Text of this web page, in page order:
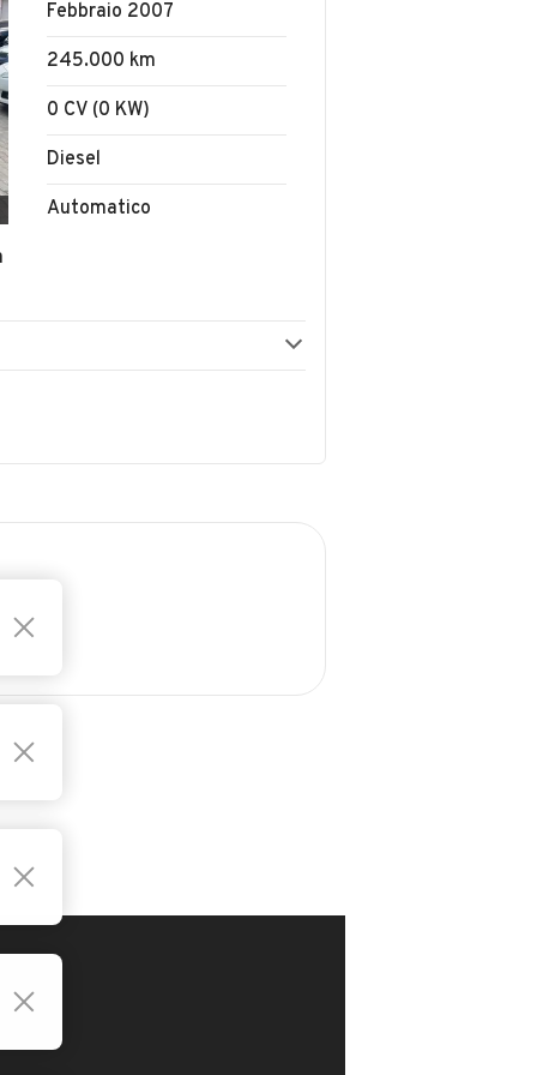
Febbraio 2007
245.000 km
0 CV (0 KW)
Diesel
Automatico